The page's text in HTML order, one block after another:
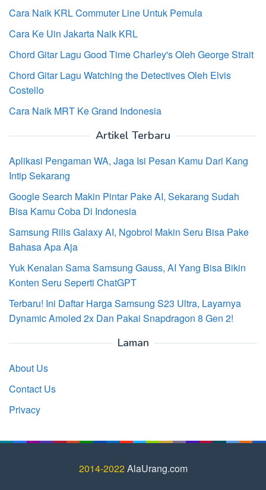
Cara Naik KRL Commuter Line Untuk Pemula
Cara Ke Uin Jakarta Naik KRL
Chord Gitar Lagu Good Time Charley's Oleh George Strait
Chord Gitar Lagu Watching the Detectives Oleh Elvis
Costello
Cara Naik MRT Ke Grand Indonesia
Artikel Terbaru
Aplikasi Pengaman WA, Jaga Isi Pesan Kamu Dari Kang
Intip Sekarang
Google Search Makin Pintar Pake AI, Sekarang Sudah
Bisa Kamu Coba Di Indonesia
Samsung Rilis Galaxy AI, Ngobrol Makin Seru Bisa Pake
Bahasa Apa Aja
Yuk Kenalan Sama Samsung Gauss, AI Yang Bisa Bikin
Konten Seru Seperti ChatGPT
Terbaru! Ini Daftar Harga Samsung S23 Ultra, Layarnya
Dynamic Amoled 2x Dan Pakai Snapdragon 8 Gen 2!
Laman
About Us
Contact Us
Privacy
2014-2022 AlaUrang.com